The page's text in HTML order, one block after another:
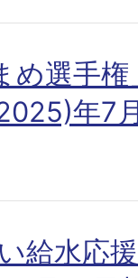
め選手
年7
給水応